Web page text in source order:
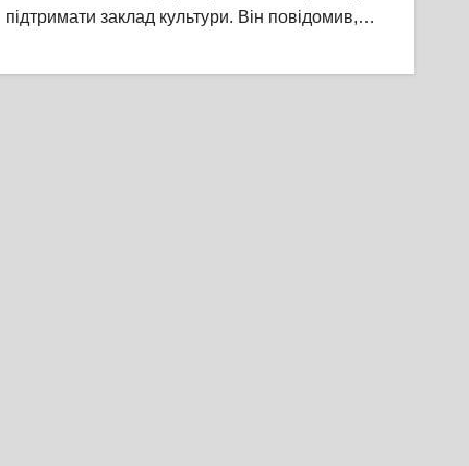
підтримати заклад культури. Він повідомив,…